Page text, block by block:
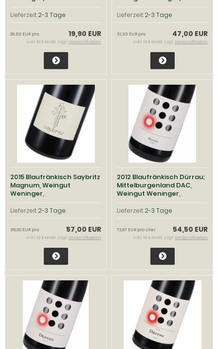
Mittelburgenland
Lieferzeit:2-3 Tage
19,90 EUR
26,53 EUR pro
inkl. 19 % MwSt. zzgl.Versandkosten
Mittelburgenland
Lieferzeit:2-3 Tage
47,00 EUR
31,33 EUR pro
inkl. 19 % MwSt. zzgl.Versandkosten
2015 Blaufränkisch Saybritz
Magnum, Weingut
Weninger,
Mittelburgenland
Lieferzeit:2-3 Tage
57,00 EUR
38,00 EUR pro
inkl. 19 % MwSt. zzgl.Versandkosten
2012 Blaufränkisch Dürrau;
Mittelburgenland DAC,
Weingut Weninger,
Mittelburgenland
Lieferzeit:2-3 Tage
54,50 EUR
72,67 EUR pro Liter
inkl. 19 % MwSt. zzgl.Versandkosten